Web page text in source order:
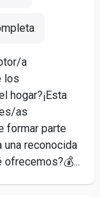
a
los
hogar?¡Esta
as
formar parte
una reconocida
ofrecemos?💰...